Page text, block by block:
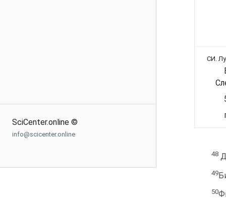
SciCenter.online ©
info@scicenter.online
СИ.
48
49
50